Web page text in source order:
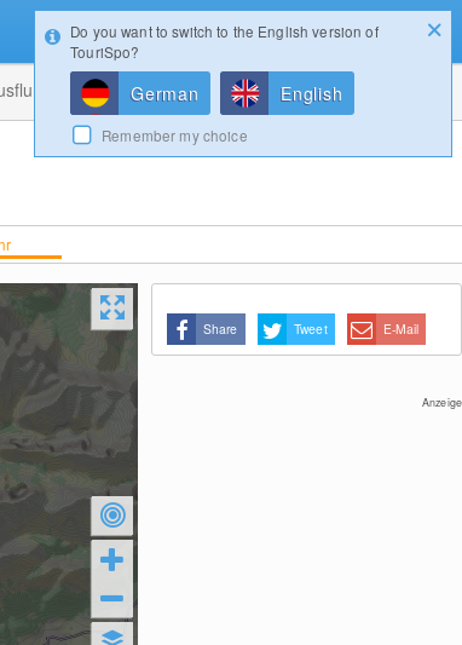
Magazin
Share Tweet E-Mail
Anzeige
Login
Do you want to switch to the English version of
TouriSpo?
German English
Remember my choice
Konfigurator Gewinnspiele